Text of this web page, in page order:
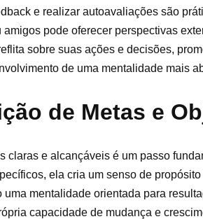
e realizar autoavaliações são
amigos pode oferecer perspectivas
sobre suas ações e decisões,
de uma mentalidade mais
de Metas e
claras e alcançáveis é um passo
ela cria um senso de
uma mentalidade orientada para
capacidade de mudança e